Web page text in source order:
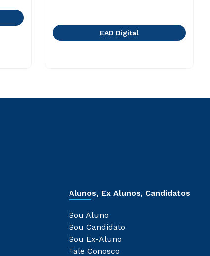
EAD Digital
Alunos, Ex Alunos, Candidatos
Sou Aluno
Sou Candidato
Sou Ex-Aluno
Fale Conosco